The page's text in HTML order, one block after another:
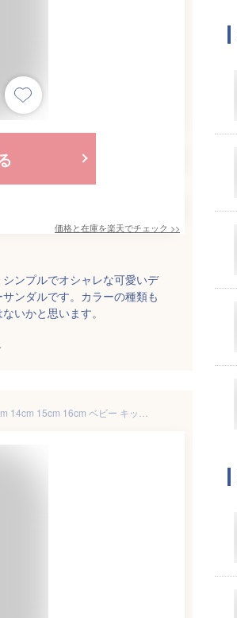
価格と在庫を楽天でチェック >>
ンプルでオシャレな可愛いデ
ンダルです。カラーの種類も
いかと思います。